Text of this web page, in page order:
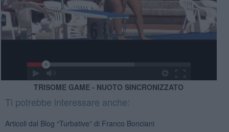
TRISOME GAME - NUOTO SINCRONIZZATO
Ti potrebbe interessare anche:
Articoli dal Blog “Turbative” di Franco Bonciani